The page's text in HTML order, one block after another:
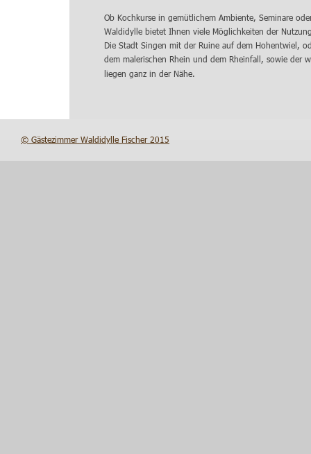
© Gästezimmer Waldidylle Fischer 2015
Ob Kochkurse in gemütlichem Ambiente, Seminare
Waldidylle bietet Ihnen viele Möglichkeiten der
Die Stadt Singen mit der Ruine auf dem Hohentwiel,
dem malerischen Rhein und dem Rheinfall, sowie der
liegen ganz in der Nähe.